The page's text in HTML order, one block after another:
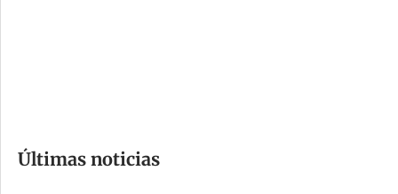
m
Últimas noticias